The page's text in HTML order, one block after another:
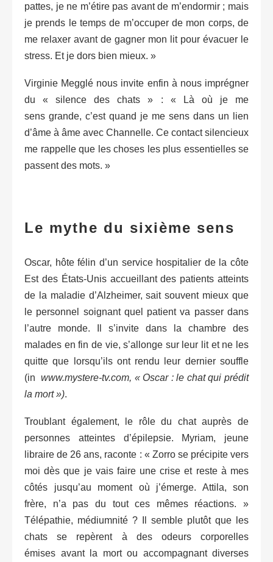
pattes, je ne m’étire pas avant de m’endormir ; mais
je prends le temps de m’occuper de mon corps, de
me relaxer avant de gagner mon lit pour évacuer le
stress. Et je dors bien mieux. »
Virginie Megglé nous invite enfin à nous imprégner
du « silence des chats » : « Là où je me
sens grande, c’est quand je me sens dans un lien
d’âme à âme avec Channelle. Ce contact silencieux
me rappelle que les choses les plus essentielles se
passent des mots. »
Le mythe du sixième sens
Oscar, hôte félin d’un service hospitalier de la côte
Est des États-Unis accueillant des patients atteints
de la maladie d’Alzheimer, sait souvent mieux que
le personnel soignant quel patient va passer dans
l’autre monde. Il s’invite dans la chambre des
malades en fin de vie, s’allonge sur leur lit et ne les
quitte que lorsqu’ils ont rendu leur dernier souffle
(in www.mystere-tv.com, « Oscar : le chat qui prédit
la mort »).
Troublant également, le rôle du chat auprès de
personnes atteintes d’épilepsie. Myriam, jeune
libraire de 26 ans, raconte : « Zorro se précipite vers
moi dès que je vais faire une crise et reste à mes
côtés jusqu’au moment où j’émerge. Attila, son
frère, n’a pas du tout ces mêmes réactions. »
Télépathie, médiumnité ? Il semble plutôt que les
chats se repèrent à des odeurs corporelles
émises avant la mort ou accompagnant diverses